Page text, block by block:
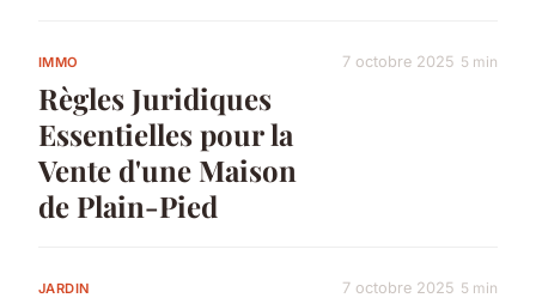
IMMO
Règles Juridiques
Essentielles pour la
Vente d'une Maison
de Plain-Pied
7 octobre 2025 5 min
JARDIN 7 octobre 2025 5 min